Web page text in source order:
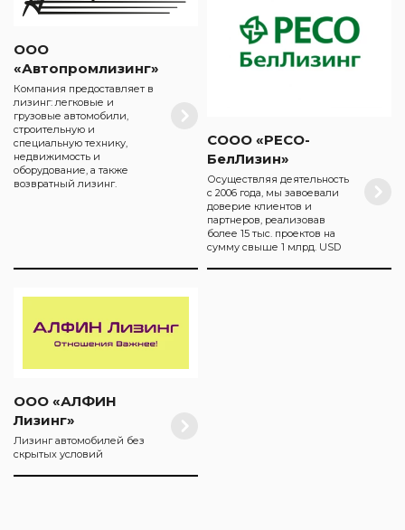
ООО
«Автопромлизинг»
Компания предоставляет в
лизинг: легковые и
грузовые автомобили,
строительную и
специальную технику,
недвижимость и
оборудование, а также
возвратный лизинг.
СООО «РЕСО-
БелЛизин»
Осуществляя деятельность
с 2006 года, мы завоевали
доверие клиентов и
партнеров, реализовав
более 15 тыс. проектов на
сумму свыше 1 млрд. USD
ООО «АЛФИН
Лизинг»
Лизинг автомобилей без
скрытых условий